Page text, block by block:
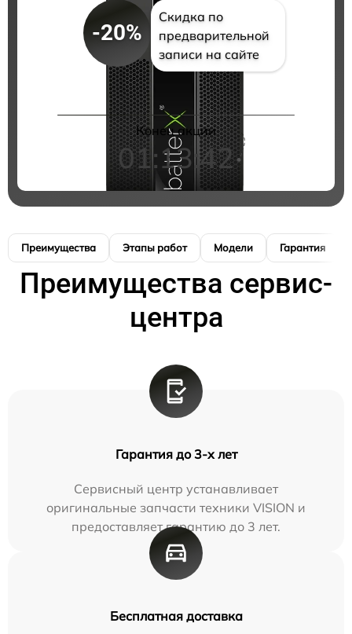
-20%
Скидка по
предварительной
записи на сайте
Конец акции
01:13:42
Преимущества Этапы работ Модели Гарантия
Преимущества сервис-
центра
Гарантия до 3-х лет
Сервисный центр устанавливает
оригинальные запчасти техники VISION и
предоставляет гарантию до 3 лет.
Бесплатная доставка